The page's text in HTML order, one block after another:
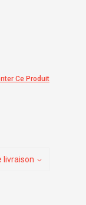
Ce Produit
livraison